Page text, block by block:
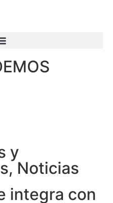
y
, Noticias
integra con